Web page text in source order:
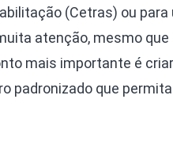
(Cetras) ou para
atenção, mesmo que
mais importante é
padronizado que